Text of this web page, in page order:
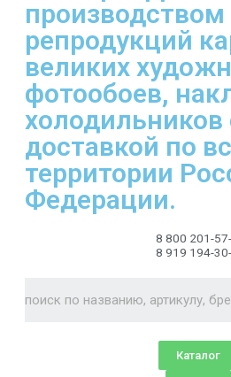
производством
репродукций
великих
фотообоев,
холодильников
доставкой по
территории
Федерации.
8 800 201-
8 919 194-
Каталог